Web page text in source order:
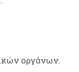
οργάνων.